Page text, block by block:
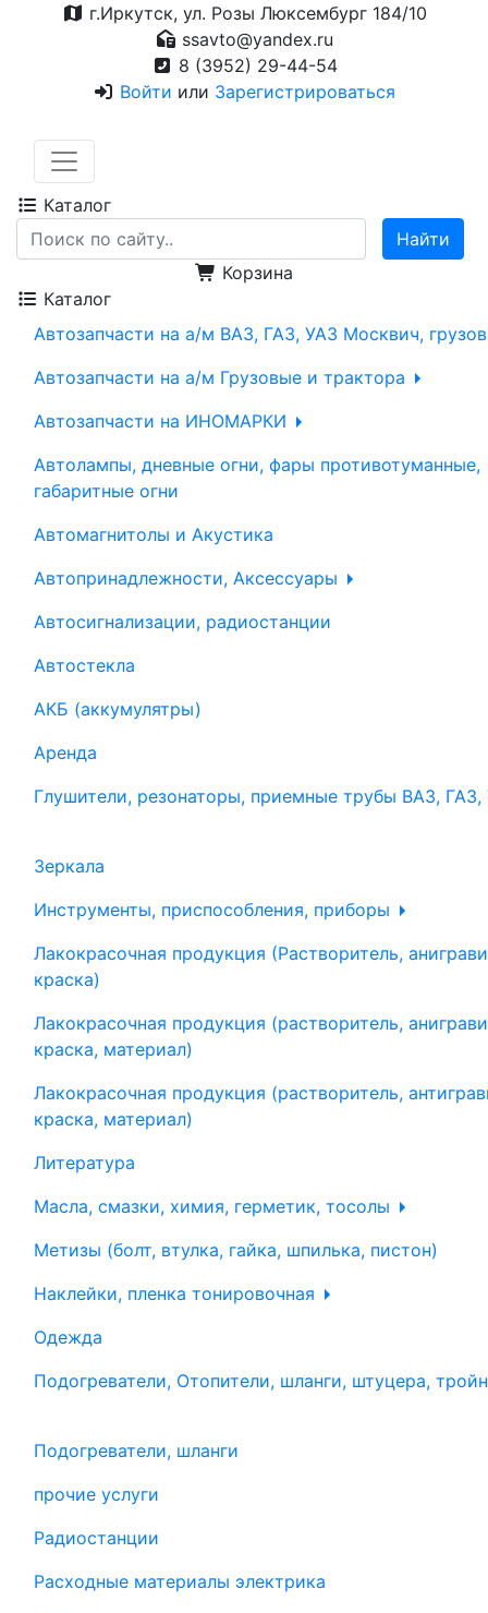
г.Иркутск, ул. Розы Люксембург 184/10
ssavto@yandex.ru
8 (3952) 29-44-54
Войти или Зарегистрироваться
Каталог
Корзина
Каталог
Автозапчасти на а/м ВАЗ, ГАЗ, УАЗ Москвич,
Автозапчасти на а/м Грузовые и трактора
Автозапчасти на ИНОМАРКИ
Автолампы, дневные огни, фары противотуманные,
габаритные огни
Автомагнитолы и Акустика
Автопринадлежности, Аксессуары
Автосигнализации, радиостанции
Автостекла
АКБ (аккумулятры)
Аренда
Глушители, резонаторы, приемные трубы ВАЗ, ГАЗ,
Зеркала
Инструменты, приспособления, приборы
Лакокрасочная продукция (Растворитель,
краска)
Лакокрасочная продукция (растворитель,
краска, материал)
Лакокрасочная продукция (растворитель,
краска, материал)
Литература
Масла, смазки, химия, герметик, тосолы
Метизы (болт, втулка, гайка, шпилька, пистон)
Наклейки, пленка тонировочная
Одежда
Подогреватели, Отопители, шланги, штуцера,
Подогреватели, шланги
прочие услуги
Радиостанции
Расходные материалы электрика